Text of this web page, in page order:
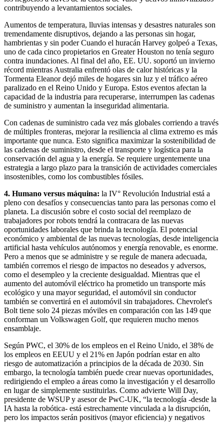
contribuyendo a levantamientos sociales.
Aumentos de temperatura, lluvias intensas y desastres naturales son
tremendamente disruptivos, dejando a las personas sin hogar,
hambrientas y sin poder Cuando el huracán Harvey golpeó a Texas,
uno de cada cinco propietarios en Greater Houston no tenía seguro
contra inundaciones. Al final del año, EE. UU. soportó un invierno
récord mientras Australia enfrentó olas de calor históricas y la
Tormenta Eleanor dejó miles de hogares sin luz y el tráfico aéreo
paralizado en el Reino Unido y Europa. Estos eventos afectan la
capacidad de la industria para recuperarse, interrumpen las cadenas
de suministro y aumentan la inseguridad alimentaria.
Con cadenas de suministro cada vez más globales corriendo a través
de múltiples fronteras, mejorar la resiliencia al clima extremo es más
importante que nunca. Esto significa maximizar la sostenibilidad de
las cadenas de suministro, desde el transporte y logística para la
conservación del agua y la energía. Se requiere urgentemente una
estrategia a largo plazo para la transición de actividades comerciales
insostenibles, como los combustibles fósiles.
4. Humano versus máquina: la IV° Revolución Industrial está a
pleno con desafíos y consecuencias tanto para las personas como el
planeta. La discusión sobre el costo social del reemplazo de
trabajadores por robots tendrá la contracara de las nuevas
oportunidades laborales que brinda la tecnología. El potencial
económico y ambiental de las nuevas tecnologías, desde inteligencia
artificial hasta vehículos autónomos y energía renovable, es enorme.
Pero a menos que se administre y se regule de manera adecuada,
también corremos el riesgo de impactos no deseados y adversos,
como el desempleo y la creciente desigualdad. Mientras que el
aumento del automóvil eléctrico ha prometido un transporte más
ecológico y una mayor seguridad, el automóvil sin conductor
también se convertirá en el automóvil sin trabajadores. Chevrolet's
Bolt tiene solo 24 piezas móviles en comparación con las 149 que
conforman un Volkswagen Golf, que requieren mucho menos
ensamblaje.
Según PWC, el 30% de los empleos en el Reino Unido, el 38% de
los empleos en EEUU y el 21% en Japón podrían estar en alto
riesgo de automatización a principios de la década de 2030. Sin
embargo, la tecnología también puede crear nuevas oportunidades,
redirigiendo el empleo a áreas como la investigación y el desarrollo
en lugar de simplemente sustituirlas. Como advierte Will Day,
presidente de WSUP y asesor de PwC-UK, “la tecnología -desde la
IA hasta la robótica- está estrechamente vinculada a la disrupción,
pero los impactos serán positivos (mayor eficiencia) y negativos